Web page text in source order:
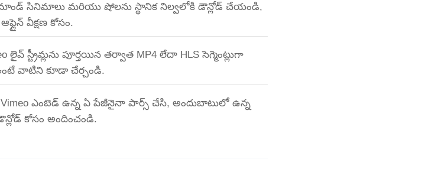
సినిమాలు మరియు షోలను స్థానిక నిల్వలోకి డౌన్లోడ్ చేయండి,
వీక్షణ కోసం.
లైవ్ స్ట్రీమ్లను పూర్తయిన తర్వాత MP4 లేదా HLS సెగ్మెంట్లుగా
వాటిని కూడా చేర్చండి.
Vimeo ఎంబెడ్ ఉన్న ఏ పేజీనైనా పార్స్ చేసి, అందుబాటులో ఉన్న
కోసం అందించండి.